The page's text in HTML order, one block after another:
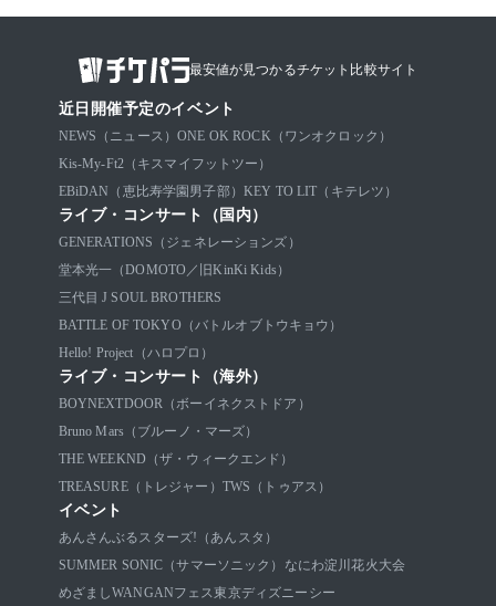
最安値が見つかるチケット比較サイト
近日開催予定のイベント
NEWS（ニュース） ONE OK ROCK（ワンオクロック）
Kis-My-Ft2（キスマイフットツー）
EBiDAN（恵比寿学園男子部） KEY TO LIT（キテレツ）
ライブ・コンサート（国内）
GENERATIONS（ジェネレーションズ）
堂本光一（DOMOTO／旧KinKi Kids）
三代目 J SOUL BROTHERS
BATTLE OF TOKYO（バトルオブトウキョウ）
Hello! Project（ハロプロ）
ライブ・コンサート（海外）
BOYNEXTDOOR（ボーイネクストドア）
Bruno Mars（ブルーノ・マーズ）
THE WEEKND（ザ・ウィークエンド）
TREASURE（トレジャー） TWS（トゥアス）
イベント
あんさんぶるスターズ!（あんスタ）
SUMMER SONIC（サマーソニック） なにわ淀川花火大会
めざましWANGANフェス東京ディズニーシー